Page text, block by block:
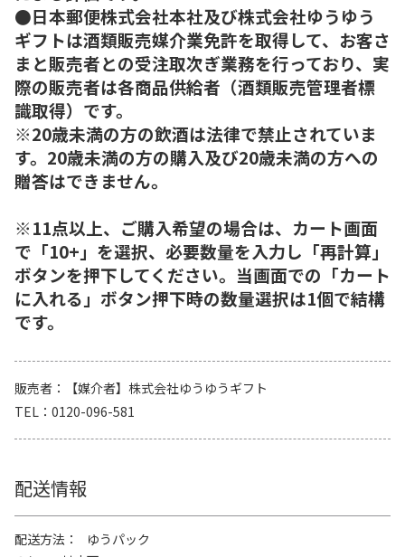
●日本郵便株式会社本社及び株式会社ゆうゆう
ギフトは酒類販売媒介業免許を取得して、お客さ
まと販売者との受注取次ぎ業務を行っており、実
際の販売者は各商品供給者（酒類販売管理者標
識取得）です。
※20歳未満の方の飲酒は法律で禁止されていま
す。20歳未満の方の購入及び20歳未満の方への
贈答はできません。
※11点以上、ご購入希望の場合は、カート画面
で「10+」を選択、必要数量を入力し「再計算」
ボタンを押下してください。当画面での「カート
に入れる」ボタン押下時の数量選択は1個で結構
です。
販売者
【媒介者】株式会社ゆうゆうギフト
TEL
0120-096-581
配送情報
配送方法
ゆうパック